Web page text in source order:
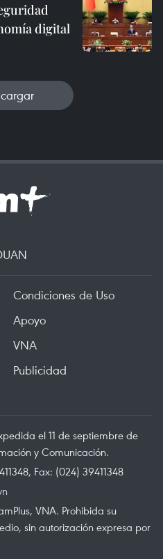
digital
Condiciones de Uso
Apoyo
VNA
Publicidad
el 11 de septiembre de
y Comunicación.
Fax: (024) 39411348
VNA. Prohibida su
sin autorización expresa por